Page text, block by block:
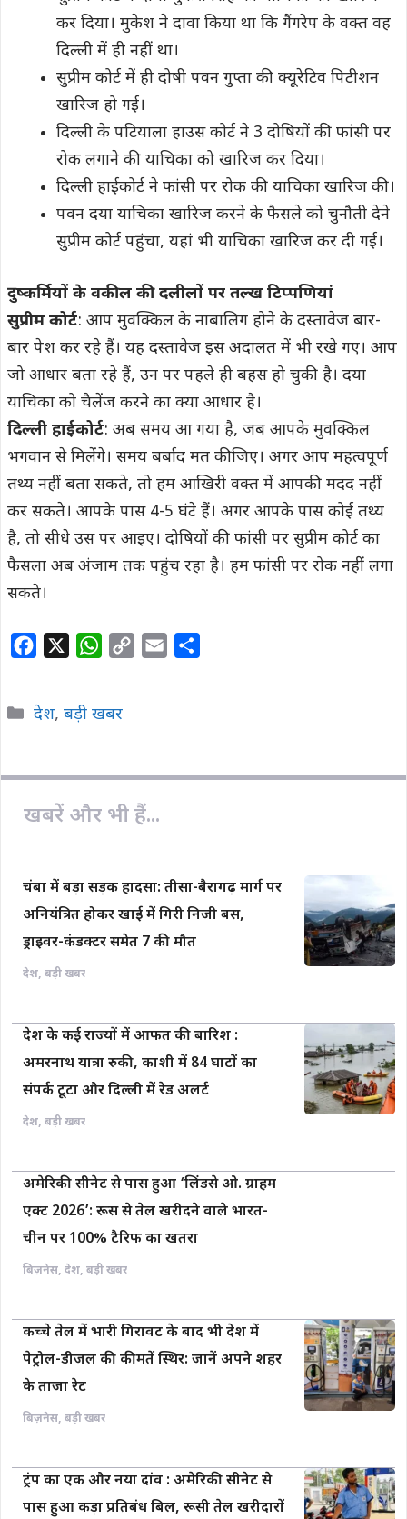
कर दिया। मुकेश ने दावा किया था कि गैंगरेप के वक्त वह
दिल्ली में ही नहीं था।
सुप्रीम कोर्ट में ही दोषी पवन गुप्ता की क्यूरेटिव पिटीशन
खारिज हो गई।
दिल्ली के पटियाला हाउस कोर्ट ने 3 दोषियों की फांसी पर
रोक लगाने की याचिका को खारिज कर दिया।
दिल्ली हाईकोर्ट ने फांसी पर रोक की याचिका खारिज की।
पवन दया याचिका खारिज करने के फैसले को चुनौती देने
सुप्रीम कोर्ट पहुंचा, यहां भी याचिका खारिज कर दी गई।
दुष्कर्मियों के वकील की दलीलों पर तल्ख टिप्पणियां
सुप्रीम कोर्ट: आप मुवक्किल के नाबालिग होने के दस्तावेज बार-
बार पेश कर रहे हैं। यह दस्तावेज इस अदालत में भी रखे गए। आप
जो आधार बता रहे हैं, उन पर पहले ही बहस हो चुकी है। दया
याचिका को चैलेंज करने का क्या आधार है।
दिल्ली हाईकोर्ट: अब समय आ गया है, जब आपके मुवक्किल
भगवान से मिलेंगे। समय बर्बाद मत कीजिए। अगर आप महत्वपूर्ण
तथ्य नहीं बता सकते, तो हम आखिरी वक्त में आपकी मदद नहीं
कर सकते। आपके पास 4-5 घंटे हैं। अगर आपके पास कोई तथ्य
है, तो सीधे उस पर आइए। दोषियों की फांसी पर सुप्रीम कोर्ट का
फैसला अब अंजाम तक पहुंच रहा है। हम फांसी पर रोक नहीं लगा
सकते।
e
o
k
W
t
A
i
k
Categories
देश, बड़ी खबर
खबरें और भी हैं...
चंबा में बड़ा सड़क हादसा: तीसा-बैरागढ़ मार्ग पर
अनियंत्रित होकर खाई में गिरी निजी बस,
ड्राइवर-कंडक्टर समेत 7 की मौत
देश, बड़ी खबर
देश के कई राज्यों में आफत की बारिश :
अमरनाथ यात्रा रुकी, काशी में 84 घाटों का
संपर्क टूटा और दिल्ली में रेड अलर्ट
देश, बड़ी खबर
अमेरिकी सीनेट से पास हुआ ‘लिंडसे ओ. ग्राहम
एक्ट 2026’: रूस से तेल खरीदने वाले भारत-
चीन पर 100% टैरिफ का खतरा
बिज़नेस, देश, बड़ी खबर
कच्चे तेल में भारी गिरावट के बाद भी देश में
पेट्रोल-डीजल की कीमतें स्थिर: जानें अपने शहर
के ताजा रेट
बिज़नेस, बड़ी खबर
ट्रंप का एक और नया दांव : अमेरिकी सीनेट से
पास हुआ कड़ा प्रतिबंध बिल, रूसी तेल खरीदारों